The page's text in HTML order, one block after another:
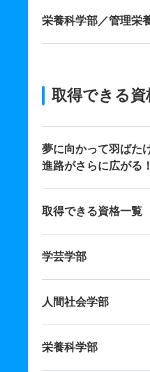
栄養科学部／管理栄
取得できる資
夢に向かって羽ばた
進路がさらに広がる！
取得できる資格一覧
学芸学部
人間社会学部
栄養科学部